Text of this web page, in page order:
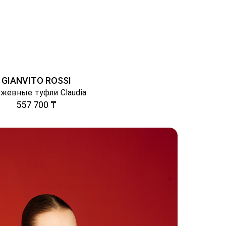
GIANVITO ROSSI
туфли Claudia
557 700 ₸